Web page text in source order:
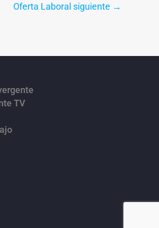
Oferta Laboral siguiente →
TV